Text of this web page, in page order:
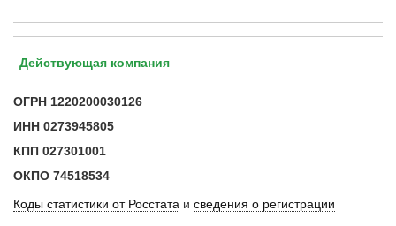
Действующая компания
ОГРН 1220200030126
ИНН 0273945805
КПП 027301001
ОКПО 74518534
Коды статистики от Росстата и сведения о регистрации